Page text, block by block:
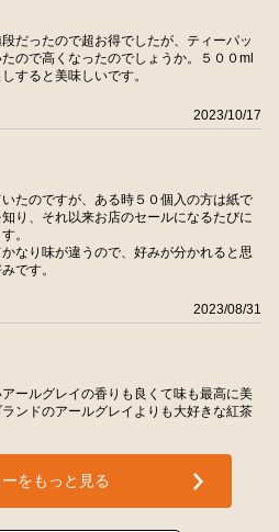
だったので超お得でしたが、ティーパッ
ので高くなったのでしょうか。５００ml
すると美味しいです。
2023/10/17
たのですが、ある時５０個入の方は紙で
り、それ以来お店のセールになるたびに
。
なり味が違うので、好みが分かれると思
です。
2023/08/31
ールグレイの香りも良くて味も最高に美
ンドのアールグレイよりも大好きな紅茶
をもっと見る